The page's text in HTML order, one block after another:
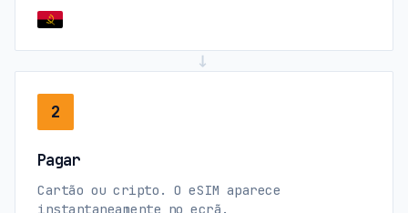
2
Pagar
Cartão ou cripto. O eSIM aparece
instantaneamente no ecrã.